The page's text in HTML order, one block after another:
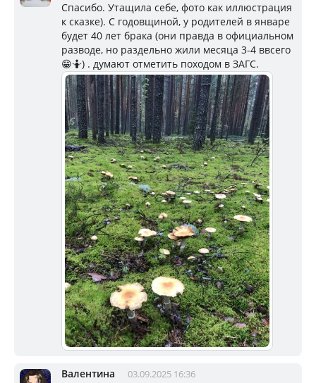
Спасибо. Утащила себе, фото как иллюстрация
к сказке). С годовщиной, у родителей в январе
будет 40 лет брака (они правда в официальном
разводе, но раздельно жили месяца 3-4 ввсего
😁🤷) . думают отметить походом в ЗАГС.
Валентина 03.09.2025 16:36